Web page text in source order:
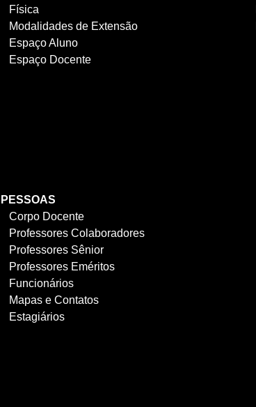
Física
Modalidades de Extensão
Espaço Aluno
Espaço Docente
PESSOAS
Corpo Docente
Professores Colaboradores
Professores Sênior
Professores Eméritos
Funcionários
Mapas e Contatos
Estagiários